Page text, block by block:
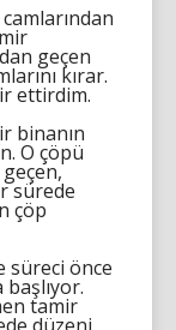
geçen
kırar.
ettirdim.
binanın
O çöpü
sürede
çöp
süreci önce
başlıyor.
tamir